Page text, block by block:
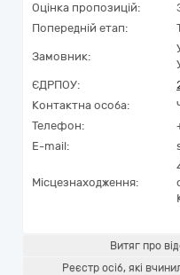
Оцінка пропозицій:
Попередній етап:
Замовник:
ЄДРПОУ:
Контактна особа:
Телефон:
E-mail:
Місцезнаходження:
Витяг про
Реєстр осіб, які